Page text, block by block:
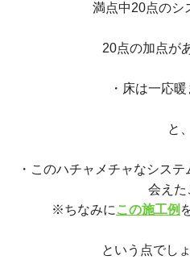
満点中20点のシ
20点の加点が
・床は一応
と、
・このハチャメチャなシス
会えた
※ちなみに この施工例
という点でし